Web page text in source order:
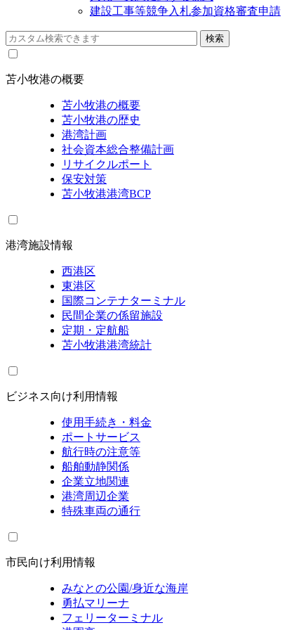
建設工事等競争入札参加資格審査申請
苫小牧港の概要
苫小牧港の概要
苫小牧港の歴史
港湾計画
社会資本総合整備計画
リサイクルポート
保安対策
苫小牧港港湾BCP
港湾施設情報
西港区
東港区
国際コンテナターミナル
民間企業の係留施設
定期・定航船
苫小牧港港湾統計
ビジネス向け利用情報
使用手続き・料金
ポートサービス
航行時の注意等
船舶動静関係
企業立地関連
港湾周辺企業
特殊車両の通行
市民向け利用情報
みなとの公園/身近な海岸
勇払マリーナ
フェリーターミナル